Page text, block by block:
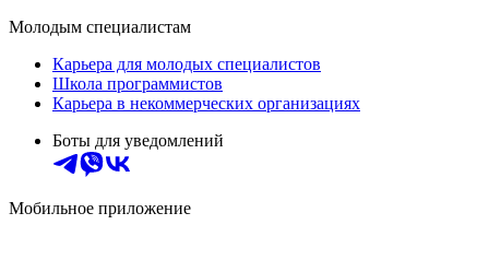
Молодым специалистам
Карьера для молодых специалистов
Школа программистов
Карьера в некоммерческих организациях
Боты для уведомлений
Мобильное приложение